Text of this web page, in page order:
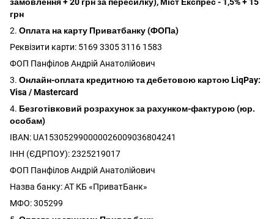
грн
2. Оплата на карту Приватбанку (ФОПа)
Реквізити карти: 5169 3305 3116 1583
ФОП Панфілов Андрій Анатолійович
3. Онлайн-оплата кредитною та дебетовою картою LiqPay:
Visa / Mastercard
4. Безготівковий розрахунок за рахунком-фактурою (юр.
особам)
IBAN: UA153052990000026009036804241
ІНН (ЄДРПОУ): 2325219017
ФОП Панфілов Андрій Анатолійович
Назва банку: АТ КБ «ПриватБанк»
МФО: 305299